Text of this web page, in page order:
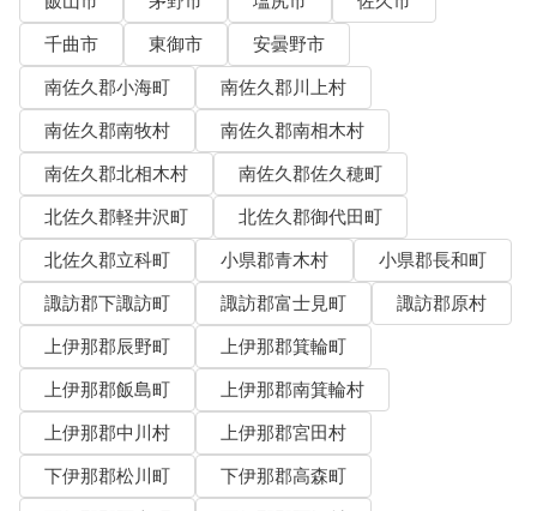
千曲市
東御市
安曇野市
南佐久郡小海町
南佐久郡川上村
南佐久郡南牧村
南佐久郡南相木村
南佐久郡北相木村
南佐久郡佐久穂町
北佐久郡軽井沢町
北佐久郡御代田町
北佐久郡立科町
小県郡青木村
小県郡長和町
諏訪郡下諏訪町
諏訪郡富士見町
諏訪郡原村
上伊那郡辰野町
上伊那郡箕輪町
上伊那郡飯島町
上伊那郡南箕輪村
上伊那郡中川村
上伊那郡宮田村
下伊那郡松川町
下伊那郡高森町